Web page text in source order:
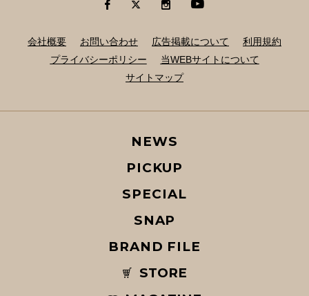
会社概要 お問い合わせ 広告掲載について
利用規約
プライバシーポリシー
当WEBサイトについて
サイトマップ
NEWS
PICKUP
SPECIAL
SNAP
BRAND FILE
STORE